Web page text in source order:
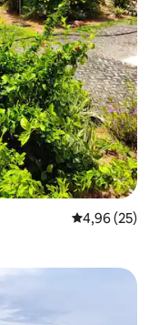
5 üzerinden
4,96 (25)
arasında